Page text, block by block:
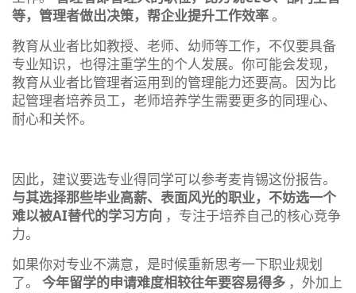
等，管理者做出决策，帮企业提升工作效率。
教育从业者比如教授、老师、幼师等工作，不仅要具备
专业知识，也得注重学生的个人发展。你可能会发现，
教育从业者比管理者运用到的管理能力还要高。因为比
起管理者培养员工，老师培养学生需要更多的同理心、
耐心和关怀。
因此，建议要选专业得同学可以参考麦肯锡这份报告。
与其选择那些毕业高薪、表面风光的职业，不妨选一个
难以被AI替代的学习方向 ，专注于培养自己的核心竞争
力。
如果你对专业不满意，是时候重新思考一下职业规划
了。 今年留学的申请难度相较往年要容易得多 ，外加上